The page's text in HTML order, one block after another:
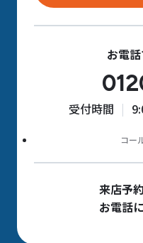
お電
受付時間
コー
来店予
お電話